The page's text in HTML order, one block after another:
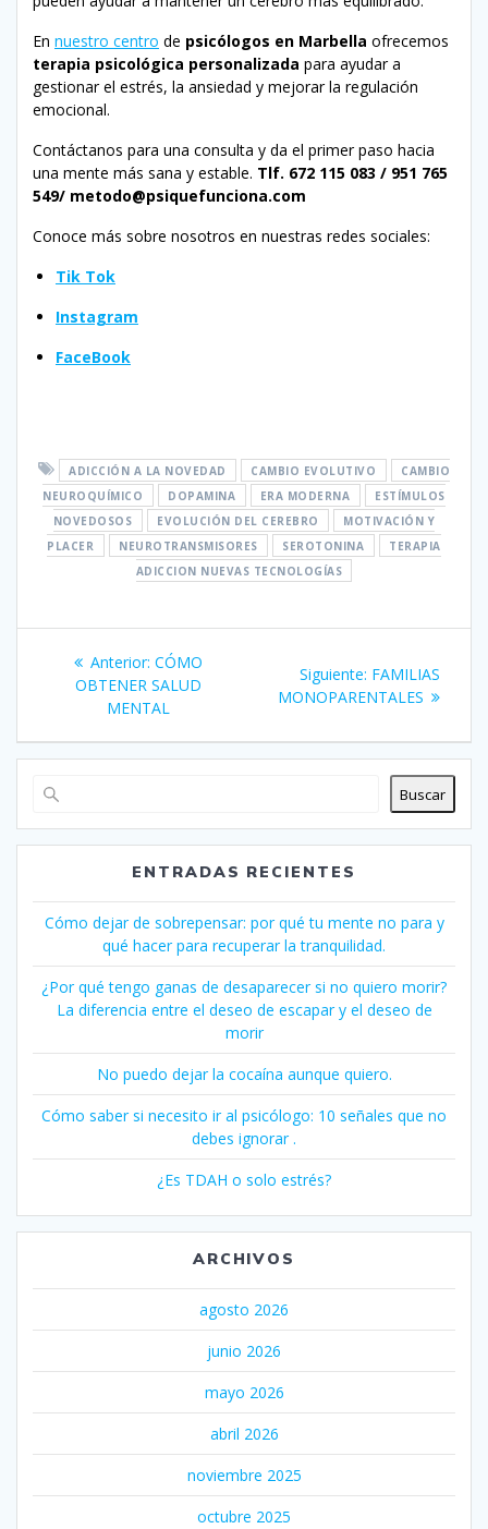
En nuestro centro de psicólogos en Marbella ofrecemos
terapia psicológica personalizada para ayudar a
gestionar el estrés, la ansiedad y mejorar la regulación
emocional.
Contáctanos para una consulta y da el primer paso hacia
una mente más sana y estable. Tlf. 672 115 083 / 951 765
549/ metodo@psiquefunciona.com
Conoce más sobre nosotros en nuestras redes sociales:
Tik Tok
Instagram
FaceBook
ADICCIÓN A LA NOVEDAD CAMBIO EVOLUTIVO
CAMBIO
NEUROQUÍMICO
DOPAMINA ERA MODERNA
ESTÍMULOS
NOVEDOSOS
EVOLUCIÓN DEL CEREBRO
MOTIVACIÓN Y
PLACER
NEUROTRANSMISORES SEROTONINA
TERAPIA
ADICCION NUEVAS TECNOLOGÍAS
Navegación
entradas
Anterior: Entrada
anterior:
CÓMO
OBTENER SALUD
MENTAL
Siguiente: Siguiente
entrada:
FAMILIAS
MONOPARENTALES
Buscar
ENTRADAS RECIENTES
Cómo dejar de sobrepensar: por qué tu mente no para y
qué hacer para recuperar la tranquilidad.
¿Por qué tengo ganas de desaparecer si no quiero morir?
La diferencia entre el deseo de escapar y el deseo de
morir
No puedo dejar la cocaína aunque quiero.
Cómo saber si necesito ir al psicólogo: 10 señales que no
debes ignorar .
¿Es TDAH o solo estrés?
ARCHIVOS
agosto 2026
junio 2026
mayo 2026
abril 2026
noviembre 2025
octubre 2025